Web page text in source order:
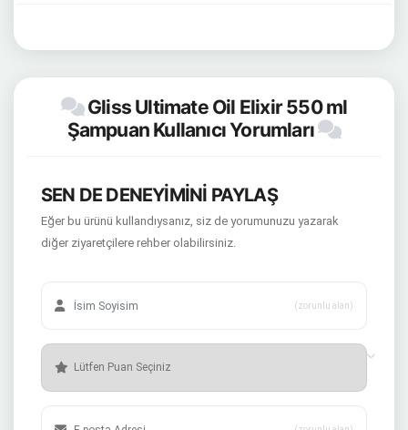
Gliss Ultimate Oil Elixir 550 ml
Şampuan Kullanıcı Yorumları
SEN DE DENEYİMİNİ PAYLAŞ
Eğer bu ürünü kullandıysanız, siz de yorumunuzu yazarak
diğer ziyaretçilere rehber olabilirsiniz.
(zorunlu alan)